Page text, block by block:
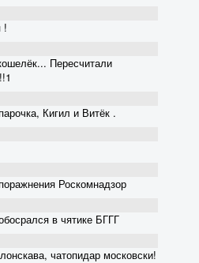
!
Пересчитали
Кигил и Витёк .
Роскомнадзор
в чятике БГГГ
чатопидар московски!